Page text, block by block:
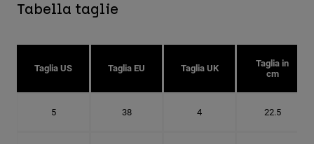
Tabella taglie
Taglia US Taglia EU Taglia UK
Taglia in
cm
5 38 4 22.5